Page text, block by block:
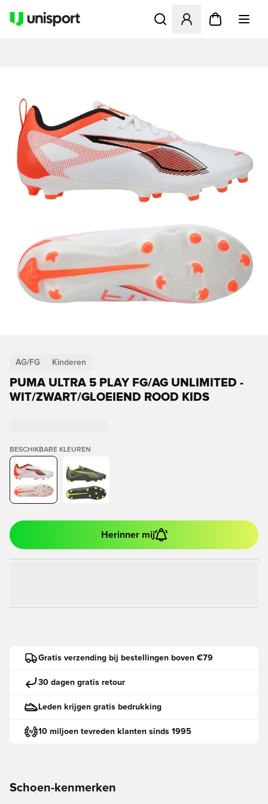
Opent een venster om in
AG/FG Kinderen
PUMA ULTRA 5 PLAY FG/AG UNLIMITED -
WIT/ZWART/GLOEIEND ROOD KIDS
BESCHIKBARE KLEUREN
Herinner mij
Gratis verzending bij bestellingen boven €79
30 dagen gratis retour
Leden krijgen gratis bedrukking
10 miljoen tevreden klanten sinds 1995
Schoen-kenmerken